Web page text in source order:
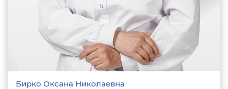
Бирко Оксана Николаевна